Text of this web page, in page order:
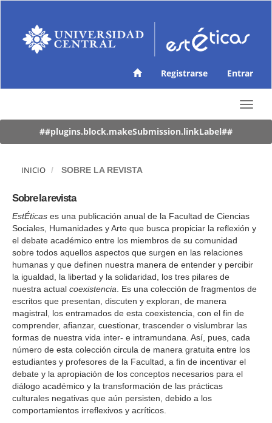
e
i
c
p
a
C
e
d
n
c
Registrarse Entrar
T
o
g
i
g
i
n
##plugins.block.makeSubmission.linkLabel##
INICIO SOBRE LA REVISTA
Sobre la revista
EstÉticas es una publicación anual de la Facultad de Ciencias
Sociales, Humanidades y Arte que busca propiciar la reflexión y
el debate académico entre los miembros de su comunidad
sobre todos aquellos aspectos que surgen en las relaciones
humanas y que definen nuestra manera de entender y percibir
la igualdad, la libertad y la solidaridad, los tres pilares de
nuestra actual coexistencia . Es una colección de fragmentos de
escritos que presentan, discuten y exploran, de manera
magistral, los entramados de esta coexistencia, con el fin de
comprender, afianzar, cuestionar, trascender o vislumbrar las
formas de nuestra vida inter- e intramundana. Así, pues, cada
número de esta colección circula de manera gratuita entre los
estudiantes y profesores de la Facultad, a fin de incentivar el
debate y la apropiación de los conceptos necesarios para el
diálogo académico y la transformación de las prácticas
culturales negativas que aún persisten, debido a los
comportamientos irreflexivos y acríticos.